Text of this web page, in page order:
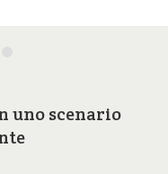
uno scenario